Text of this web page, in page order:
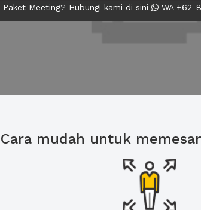
Paket Meeting? Hubungi kami di sini WA +62-
Cara mudah untuk